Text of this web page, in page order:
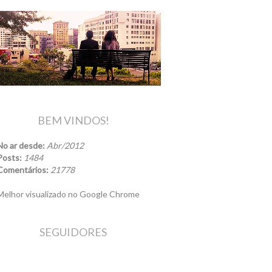
BEM VINDOS!
ar desde: Abr/2012
1484
21778
visualizado no Google Chrome
SEGUIDORES